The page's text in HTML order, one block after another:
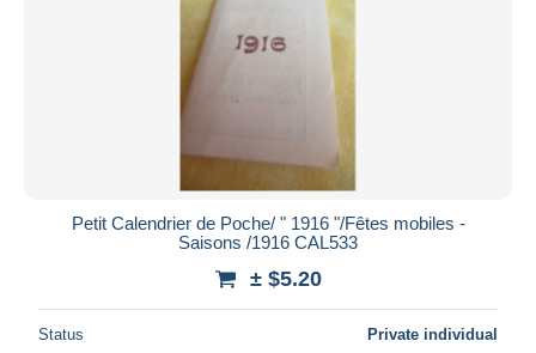
Petit Calendrier de Poche/ " 1916 "/Fêtes mobiles -
Saisons /1916 CAL533
± $5.20
Status Private individual